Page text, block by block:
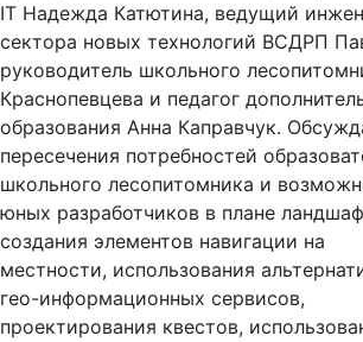
IT Надежда Катютина, ведущий
сектора новых технологий ВСДРП
руководитель школьного
Краснопевцева и педагог
образования Анна Каправчук.
пересечения потребностей
школьного лесопитомника и
юных разработчиков в плане
создания элементов навигации на
местности, использования
гео-информационных сервисов,
проектирования квестов,